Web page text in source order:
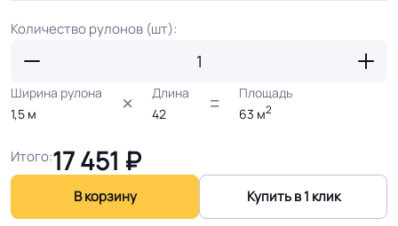
Количество рулонов (шт):
Ширина рулона
1,5 м
Длина
42
Площадь
63 м2
Итого:17 451 ₽
В корзину Купить в 1 клик